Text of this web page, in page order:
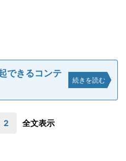
できるコンテ
続きを読む
2 全文表示